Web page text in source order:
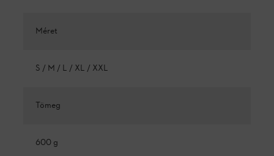
Méret
S / M / L / XL / XXL
Tömeg
600 g